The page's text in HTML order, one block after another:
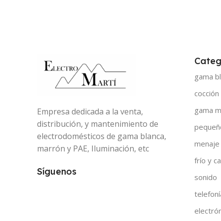
Empresa dedicada a la venta,
distribución, y mantenimiento de
electrodomésticos de gama blanca,
marrón y PAE, Iluminación, etc
Síguenos
gama
cocción
gama
menaje
frío y
sonido